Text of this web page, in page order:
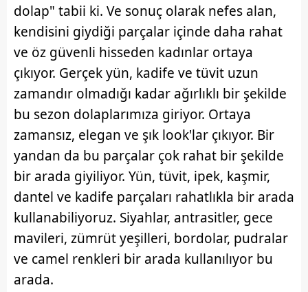
dolap" tabii ki. Ve sonuç olarak nefes alan,
kendisini giydiği parçalar içinde daha rahat
ve öz güvenli hisseden kadınlar ortaya
çıkıyor. Gerçek yün, kadife ve tüvit uzun
zamandır olmadığı kadar ağırlıklı bir şekilde
bu sezon dolaplarımıza giriyor. Ortaya
zamansız, elegan ve şık look'lar çıkıyor. Bir
yandan da bu parçalar çok rahat bir şekilde
bir arada giyiliyor. Yün, tüvit, ipek, kaşmir,
dantel ve kadife parçaları rahatlıkla bir arada
kullanabiliyoruz. Siyahlar, antrasitler, gece
mavileri, zümrüt yeşilleri, bordolar, pudralar
ve camel renkleri bir arada kullanılıyor bu
arada.